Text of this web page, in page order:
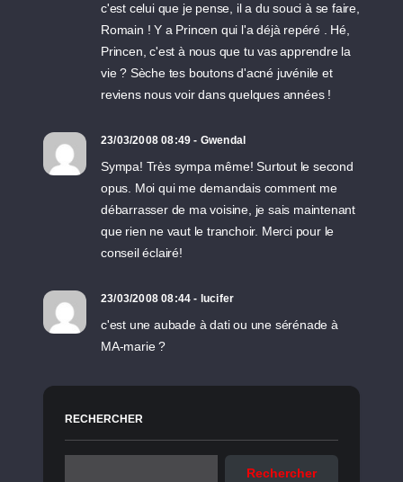
c'est celui que je pense, il a du souci à se faire,
Romain ! Y a Princen qui l'a déjà repéré . Hé,
Princen, c'est à nous que tu vas apprendre la
vie ? Sèche tes boutons d'acné juvénile et
reviens nous voir dans quelques années !
23/03/2008 08:49 - Gwendal
Sympa! Très sympa même! Surtout le second
opus. Moi qui me demandais comment me
débarrasser de ma voisine, je sais maintenant
que rien ne vaut le tranchoir. Merci pour le
conseil éclairé!
23/03/2008 08:44 - lucifer
c'est une aubade à dati ou une sérénade à
MA-marie ?
RECHERCHER
Rechercher